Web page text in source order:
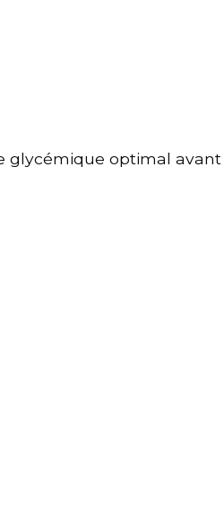
glycémique optimal avant